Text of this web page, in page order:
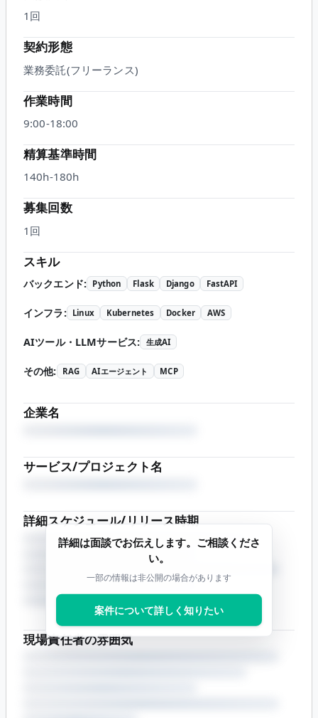
1 回
契約形態
業務委託(フリーランス)
作業時間
9:00-18:00
精算基準時間
140h-180h
募集回数
1回
スキル
バックエンド: Python Flask Django FastAPI
インフラ: Linux Kubernetes Docker AWS
AIツール・LLMサービス: 生成AI
その他: RAG AIエージェント MCP
企業名
サービス/プロジェクト名
詳細スケジュール/リリース時期
現場責任者の雰囲気
詳細は面談でお伝えします。ご相談くださ
い。
一部の情報は非公開の場合があります
案件について詳しく知りたい